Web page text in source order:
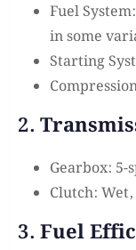
Fuel
in some
Starting
2.
Gearbox: 5-
Clutch:
3. Fuel